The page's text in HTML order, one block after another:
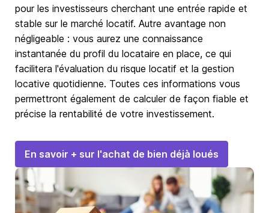
pour les investisseurs cherchant une entrée rapide et
stable sur le marché locatif. Autre avantage non
négligeable : vous aurez une connaissance
instantanée du profil du locataire en place, ce qui
facilitera l'évaluation du risque locatif et la gestion
locative quotidienne. Toutes ces informations vous
permettront également de calculer de façon fiable et
précise la rentabilité de votre investissement.
En savoir + sur l'achat de bien déjà loués